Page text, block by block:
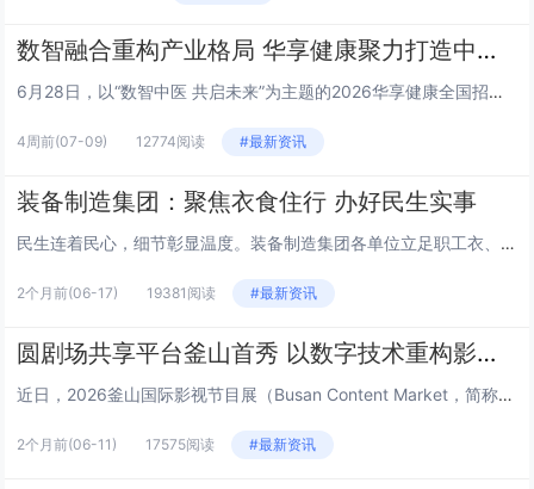
数智融合重构产业格局 华享健康聚力打造中医健康新生态
6月28日，以“数智中医 共启未来”为主题的2026华享健康全国招商发布会在山东济南举行。本次大会汇聚政府主管部门领导、...
4周前(07-09) 12774阅读 #最新资讯
装备制造集团：聚焦衣食住行 办好民生实事
民生连着民心，细节彰显温度。装备制造集团各单位立足职工衣、食、住、行日常生活需求，精准对接急难愁盼，推出一系列务实暖心举...
2个月前(06-17) 19381阅读 #最新资讯
圆剧场共享平台釜山首秀 以数字技术重构影视产业新生态
近日，2026釜山国际影视节目展（Busan Content Market，简称BCM）在韩国釜山BEXCO会展中心盛大...
2个月前(06-11) 17575阅读 #最新资讯